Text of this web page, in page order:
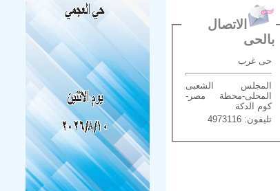
الاتصال
بالحى
حى غرب
المجلس الشعبى
المحلى-محطة مصر-
كوم الدكة
تليفون: 4973116